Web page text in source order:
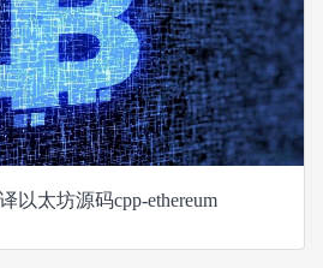
以太坊源码cpp-ethereum